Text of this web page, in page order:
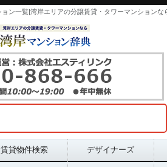
賃貸物件検索 デザイナーズ